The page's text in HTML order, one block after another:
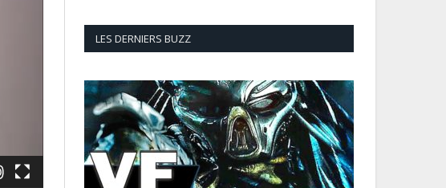
LES DERNIERS BUZZ